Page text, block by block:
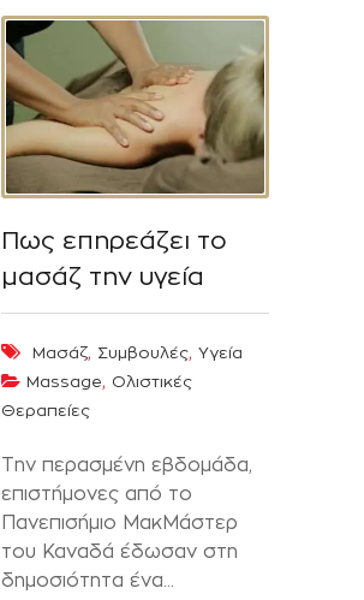
Πως επηρεάζει το
μασάζ την υγεία
Μασάζ, Συμβουλές, Υγεία
Massage, Ολιστικές
Θεραπείες
Την περασμένη εβδομάδα,
επιστήμονες από το
Πανεπισήμιο ΜακΜάστερ
του Καναδά έδωσαν στη
δημοσιότητα ένα...